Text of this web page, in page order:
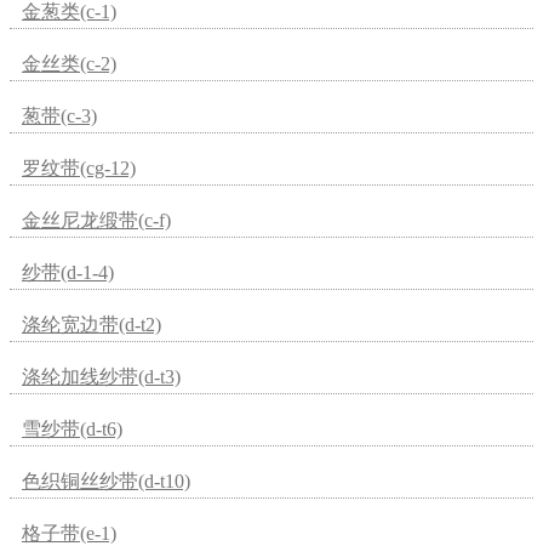
金葱类(c-1)
金丝类(c-2)
葱带(c-3)
罗纹带(cg-12)
金丝尼龙缎带(c-f)
纱带(d-1-4)
涤纶宽边带(d-t2)
涤纶加线纱带(d-t3)
雪纱带(d-t6)
色织铜丝纱带(d-t10)
格子带(e-1)